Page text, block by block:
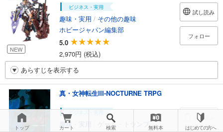
NEW
ビジネス・実用
趣味・実用 / その他の趣味
ホビージャパン編集部
5.0
2,970円 (税込)
試し読み
フォロー
あらすじを表示する
真・女神転生III-NOCTURNE TRPG
趣味・実用
ゲーム・トランプ
試し読み
トップ カート 検索 無料本 はじめての方へ